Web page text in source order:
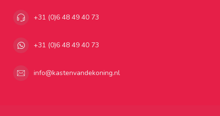
+31 (0)6 48 49 40 73
+31 (0)6 48 49 40 73
info@kastenvandekoning.nl